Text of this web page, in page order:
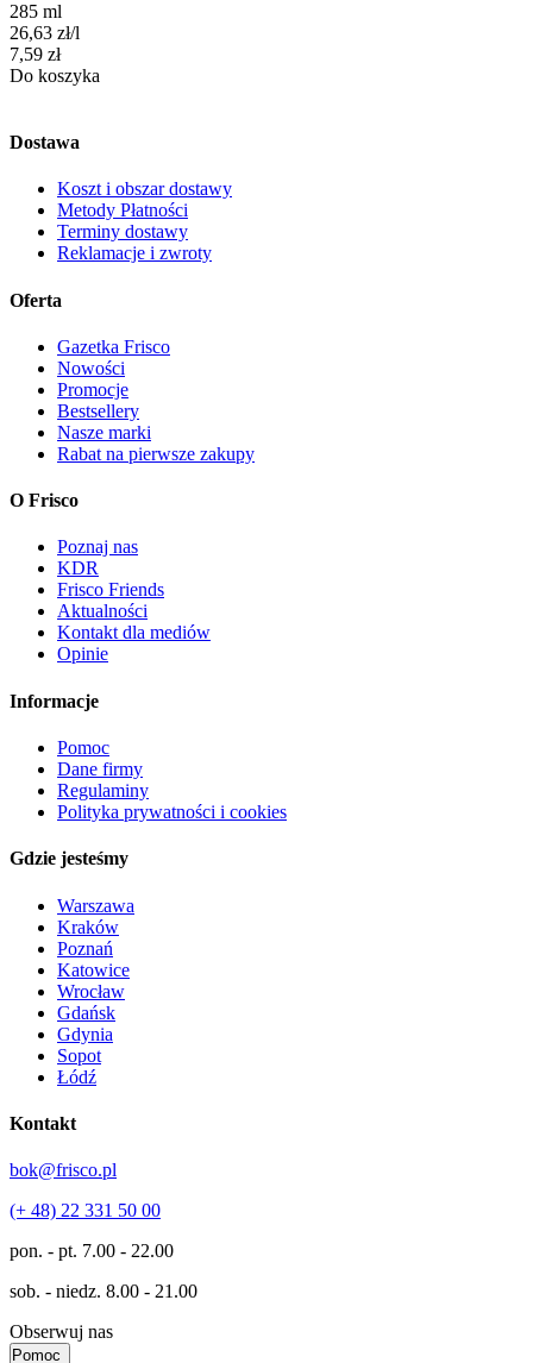
285 ml
26,63 zł/l
Cena
7,59 zł
Do koszyka
Dostawa
Koszt i obszar dostawy
Metody Płatności
Terminy dostawy
Reklamacje i zwroty
Oferta
Gazetka Frisco
Nowości
Promocje
Bestsellery
Nasze marki
Rabat na pierwsze zakupy
O Frisco
Poznaj nas
KDR
Frisco Friends
Aktualności
Kontakt dla mediów
Opinie
Informacje
Pomoc
Dane firmy
Regulaminy
Polityka prywatności i cookies
Gdzie jesteśmy
Warszawa
Kraków
Poznań
Katowice
Wrocław
Gdańsk
Gdynia
Sopot
Łódź
Kontakt
bok@frisco.pl
(+ 48) 22 331 50 00
pon. - pt. 7.00 - 22.00
sob. - niedz. 8.00 - 21.00
Obserwuj nas
Pomoc